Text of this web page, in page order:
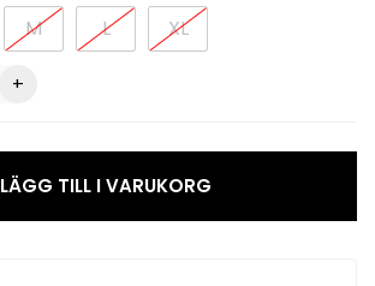
M L XL
+
LÄGG TILL I VARUKORG